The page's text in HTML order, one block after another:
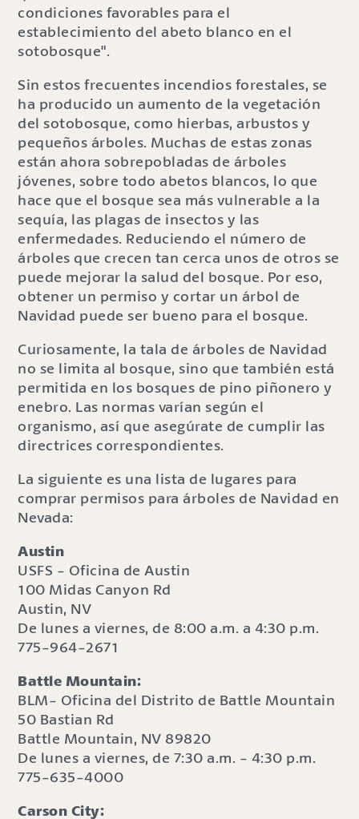
condiciones favorables para el
establecimiento del abeto blanco en el
sotobosque".
Sin estos frecuentes incendios forestales, se
ha producido un aumento de la vegetación
del sotobosque, como hierbas, arbustos y
pequeños árboles. Muchas de estas zonas
están ahora sobrepobladas de árboles
jóvenes, sobre todo abetos blancos, lo que
hace que el bosque sea más vulnerable a la
sequía, las plagas de insectos y las
enfermedades. Reduciendo el número de
árboles que crecen tan cerca unos de otros se
puede mejorar la salud del bosque. Por eso,
obtener un permiso y cortar un árbol de
Navidad puede ser bueno para el bosque.
Curiosamente, la tala de árboles de Navidad
no se limita al bosque, sino que también está
permitida en los bosques de pino piñonero y
enebro. Las normas varían según el
organismo, así que asegúrate de cumplir las
directrices correspondientes.
La siguiente es una lista de lugares para
comprar permisos para árboles de Navidad en
Nevada:
Austin
USFS - Oficina de Austin
100 Midas Canyon Rd
Austin, NV
De lunes a viernes, de 8:00 a.m. a 4:30 p.m.
775-964-2671
Battle Mountain:
BLM- Oficina del Distrito de Battle Mountain
50 Bastian Rd
Battle Mountain, NV 89820
De lunes a viernes, de 7:30 a.m. - 4:30 p.m.
775-635-4000
Carson City: